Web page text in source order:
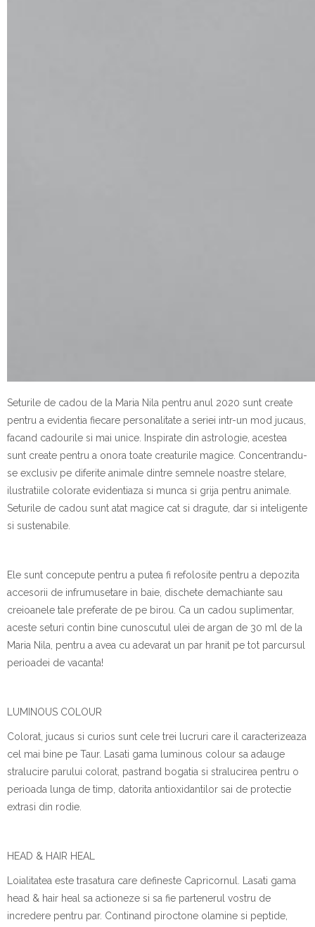
Seturile de cadou de la Maria Nila pentru anul 2020 sunt create
pentru a evidentia fiecare personalitate a seriei intr-un mod jucaus,
facand cadourile si mai unice. Inspirate din astrologie, acestea
sunt create pentru a onora toate creaturile magice. Concentrandu-
se exclusiv pe diferite animale dintre semnele noastre stelare,
ilustratiile colorate evidentiaza si munca si grija pentru animale.
Seturile de cadou sunt atat magice cat si dragute, dar si inteligente
si sustenabile.
Ele sunt concepute pentru a putea fi refolosite pentru a depozita
accesorii de infrumusetare in baie, dischete demachiante sau
creioanele tale preferate de pe birou. Ca un cadou suplimentar,
aceste seturi contin bine cunoscutul ulei de argan de 30 ml de la
Maria Nila, pentru a avea cu adevarat un par hranit pe tot parcursul
perioadei de vacanta!
LUMINOUS COLOUR
Colorat, jucaus si curios sunt cele trei lucruri care il caracterizeaza
cel mai bine pe Taur. Lasati gama luminous colour sa adauge
stralucire parului colorat, pastrand bogatia si stralucirea pentru o
perioada lunga de timp, datorita antioxidantilor sai de protectie
extrasi din rodie.
HEAD & HAIR HEAL
Loialitatea este trasatura care defineste Capricornul. Lasati gama
head & hair heal sa actioneze si sa fie partenerul vostru de
incredere pentru par. Continand piroctone olamine si peptide,